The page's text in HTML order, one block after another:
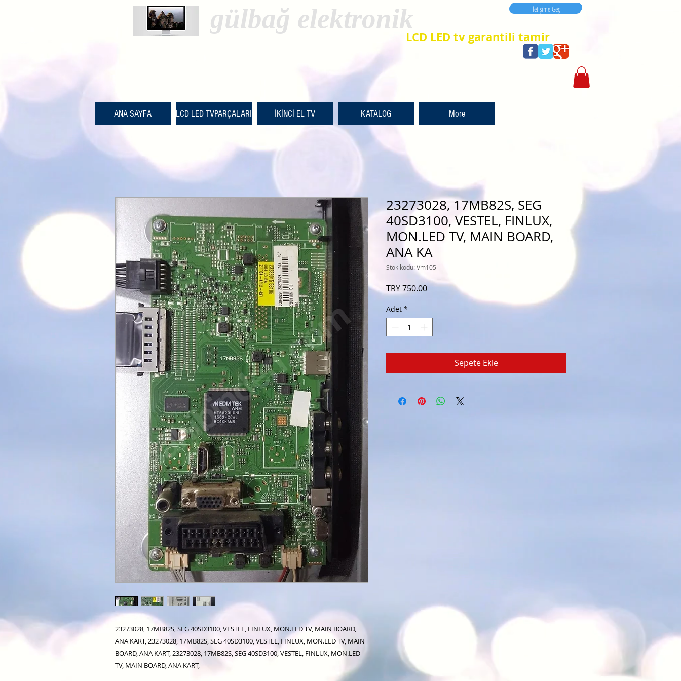
LCD LED tv garantili tamir
gülbağ elektronik İletişime Geç
İletişime Geç
ANA SAYFA LCD LED TVPARÇALARI İKİNCİ EL TV KATALOG More
23273028, 17MB82S, SEG 40SD3100, VESTEL, FINLUX, MON.LED TV, MAIN BOARD,
ANA KART, 23273028, 17MB82S, SEG 40SD3100, VESTEL, FINLUX, MON.LED TV, MAIN
BOARD, ANA KART, 23273028, 17MB82S, SEG 40SD3100, VESTEL, FINLUX, MON.LED
TV, MAIN BOARD, ANA KART,
23273028, 17MB82S, SEG
40SD3100, VESTEL, FINLUX,
MON.LED TV, MAIN BOARD,
ANA KA
Stok kodu: Vm105
TRY 750.00Fiyat
Adet *
Sepete Ekle